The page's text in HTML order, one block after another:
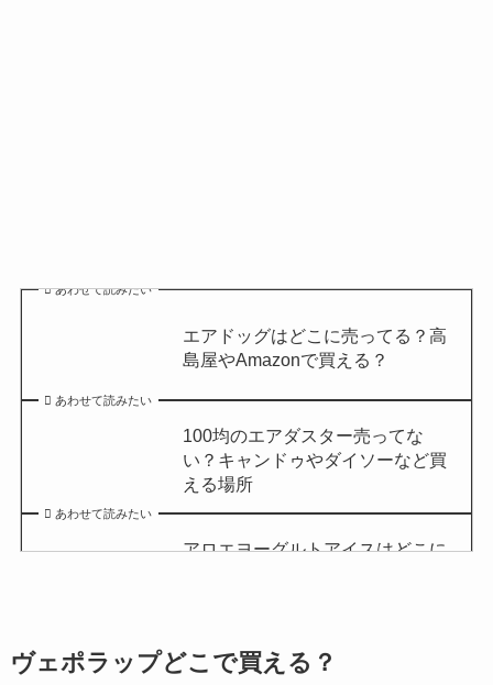
あわせて読みたい
エアドッグはどこに売ってる？高
島屋やAmazonで買える？
あわせて読みたい
100均のエアダスター売ってな
い？キャンドゥやダイソーなど買
える場所
あわせて読みたい
アロエヨーグルトアイスはどこに
チョコQ助どこに売ってる？ドン
ヴェポラップどこで買える？